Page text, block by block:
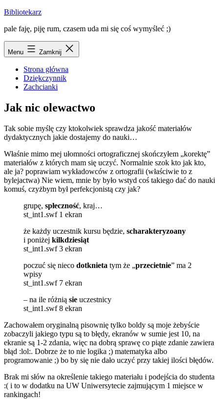
Przejdź
treści
Bibliotekarz
pale faję, piję rum, czasem uda mi się coś wymyśleć ;)
Menu Zamknij
Strona główna
Dziękczynnik
Zachcianki
Jak nic olewactwo
Tak sobie myślę czy ktokolwiek sprawdza jakość materiałów
dydaktycznych jakie dostajemy do nauki…
Właśnie mimo mej ułomności ortograficznej skończyłem „korektę”
materiałów z których mam się uczyć. Normalnie szok kto jak kto,
ale ja? poprawiam wykładowców z ortografii (właściwie to z
bylejactwa) Nie wiem, mnie by było wstyd coś takiego dać do nauki
komuś, czyżbym był perfekcjonistą czy jak?
grupę, spłeczność, kraj…
st_int1.swf 1 ekran
że każdy uczestnik kursu będzie, scharakteryzoany
i poniżej kilkdziesiąt
st_int1.swf 3 ekran
poczuć się nieco dotknieta tym że „przecietnie” ma 2
wpisy
st_int1.swf 7 ekran
– na ile różnią sie uczestnicy
st_int1.swf 8 ekran
Zachowałem oryginalną pisownię tylko boldy są moje żebyście
zobaczyli jakiego typu są to błędy, ekranów w sumie jest 10, na
ekranie są 1-2 zdania, więc na dobrą sprawę co piąte zdanie zawiera
błąd :lol:. Dobrze że to nie logika ;) matematyka albo
programowanie ;) bo by się nie dało uczyć przy takiej ilości błędów.
Brak mi słów na określenie takiego materiału i podejścia do studenta
:( i to w dodatku na UW Uniwersytecie zajmującym 1 miejsce w
rankingach!